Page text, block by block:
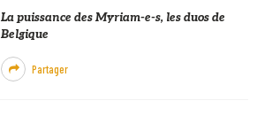
La puissance des Myriam-e-s, les duos de
Belgique
Partager